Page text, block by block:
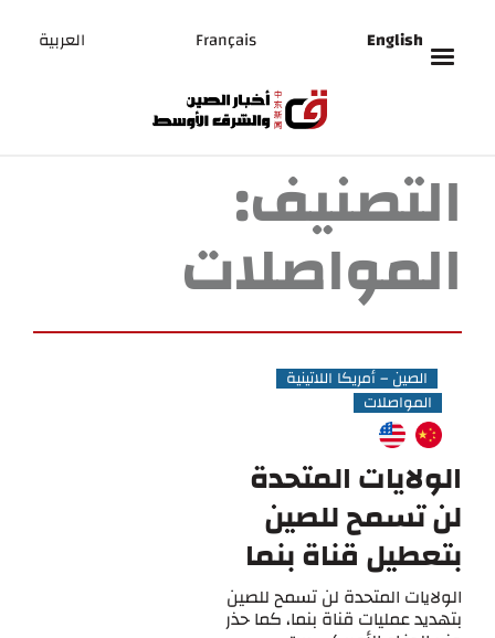
English
Français العربية
التصنيف:
المواصلات
الصين – أمريكا اللاتينية
المواصلات
الولايات المتحدة
لن تسمح للصين
بتعطيل قناة بنما
الولايات المتحدة لن تسمح للصين
بتهديد عمليات قناة بنما، كما حذر